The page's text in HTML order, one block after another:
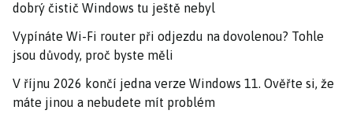
dobrý čistič Windows tu ještě nebyl
Vypínáte Wi-Fi router při odjezdu na dovolenou? Tohle
jsou důvody, proč byste měli
V říjnu 2026 končí jedna verze Windows 11. Ověřte si, že
máte jinou a nebudete mít problém